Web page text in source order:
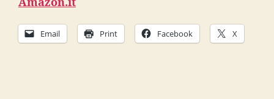
Email Print Facebook X